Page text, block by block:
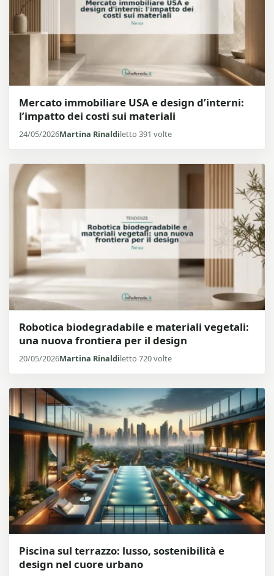
Mercato immobiliare USA e design d’interni:
l’impatto dei costi sui materiali
24/05/2026Martina Rinaldiletto 391 volte
Robotica biodegradabile e materiali vegetali:
una nuova frontiera per il design
20/05/2026Martina Rinaldiletto 720 volte
Piscina sul terrazzo: lusso, sostenibilità e
design nel cuore urbano